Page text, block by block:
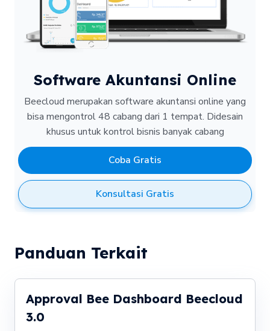
Software Akuntansi Online
Beecloud merupakan software akuntansi online yang
bisa mengontrol 48 cabang dari 1 tempat. Didesain
khusus untuk kontrol bisnis banyak cabang
Coba Gratis
Konsultasi Gratis
Panduan Terkait
Approval Bee Dashboard Beecloud
3.0